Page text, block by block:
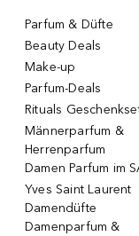
Parfum & Düfte
Beauty Deals
Make-up
Parfum-Deals
Rituals
Männerparfum &
Herrenparfum
Damen Parfum im
Yves Saint Laurent
Damendüfte
Damenparfum &